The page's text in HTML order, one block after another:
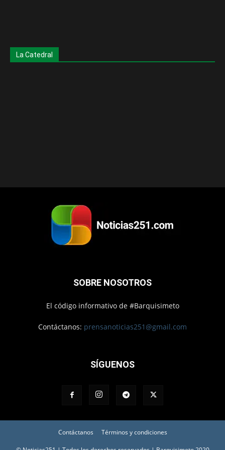
La Catedral
SOBRE NOSOTROS
El código informativo de #Barquisimeto
Contáctanos: prensanoticias251@gmail.com
SÍGUENOS
Contáctanos Términos y condiciones